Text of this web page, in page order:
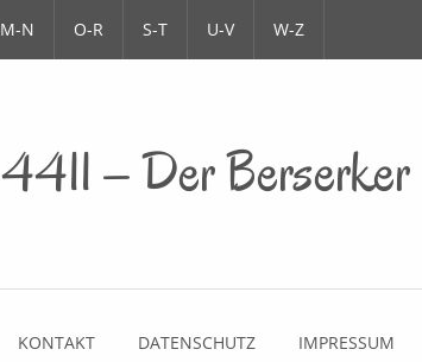
M-N O-R S-T U-V W-Z
4411 – Der Berserker
KONTAKT DATENSCHUTZ IMPRESSUM